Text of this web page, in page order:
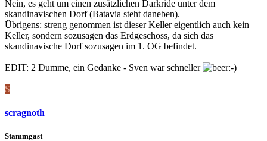
Nein, es geht um einen zusätzlichen Darkride unter dem
skandinavischen Dorf (Batavia steht daneben).
Übrigens: streng genommen ist dieser Keller eigentlich auch kein
Keller, sondern sozusagen das Erdgeschoss, da sich das
skandinavische Dorf sozusagen im 1. OG befindet.
EDIT: 2 Dumme, ein Gedanke - Sven war schneller
S
scragnoth
Stammgast